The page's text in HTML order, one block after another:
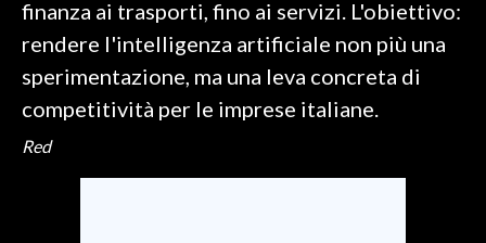
finanza ai trasporti, fino ai servizi. L'obiettivo:
rendere l'intelligenza artificiale non più una
sperimentazione, ma una leva concreta di
competitività per le imprese italiane.
Red